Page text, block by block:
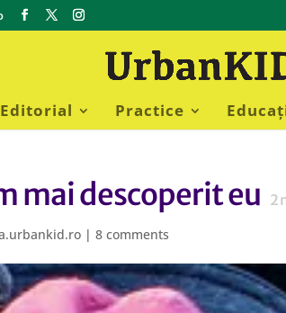
Editorial Practice
mai descoperit eu 2
|8 comments